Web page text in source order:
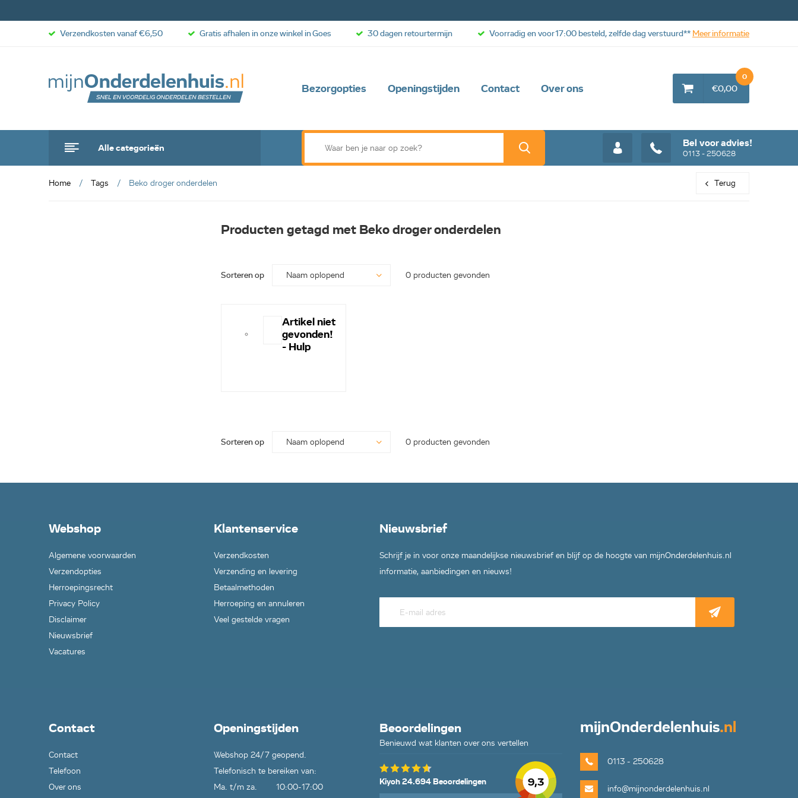
Bezorgopties Openingstijden Contact Over ons
Alle categorieën Bel voor advies!
0113 - 250628
€0,00
0
Verzendkosten vanaf €6,50 Gratis afhalen in onze winkel in Goes 30 dagen retourtermijn Voorradig en voor 17:00 besteld, zelfde dag verstuurd** Meer informatie
Home Tags Beko droger onderdelen Terug
Producten getagd met Beko droger onderdelen
Sorteren op 0 producten gevonden
Artikel niet
gevonden!
- Hulp
Sorteren op 0 producten gevonden
Webshop
Algemene voorwaarden
Verzendopties
Herroepingsrecht
Privacy Policy
Disclaimer
Nieuwsbrief
Vacatures
Klantenservice
Verzendkosten
Verzending en levering
Betaalmethoden
Herroeping en annuleren
Veel gestelde vragen
Nieuwsbrief
Schrijf je in voor onze maandelijkse nieuwsbrief en blijf op de hoogte van mijnOnderdelenhuis.nl
informatie, aanbiedingen en nieuws!
Contact
Contact
Telefoon
Over ons
Openingstijden
Webshop 24/7 geopend.
Telefonisch te bereiken van:
Ma. t/m za.
10:00-17:00
Beoordelingen
Benieuwd wat klanten over ons vertellen
9,3
Kiyoh 24.694 Beoordelingen
mijnOnderdelenhuis.nl
0113 - 250628
info@mijnonderdelenhuis.nl